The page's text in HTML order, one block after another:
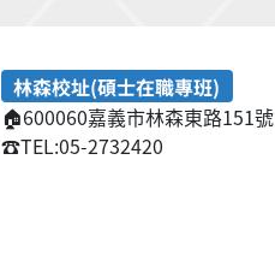
林森校址(碩士在職專班)
🏠600060嘉義市林森東路151號
☎️TEL:05-2732420